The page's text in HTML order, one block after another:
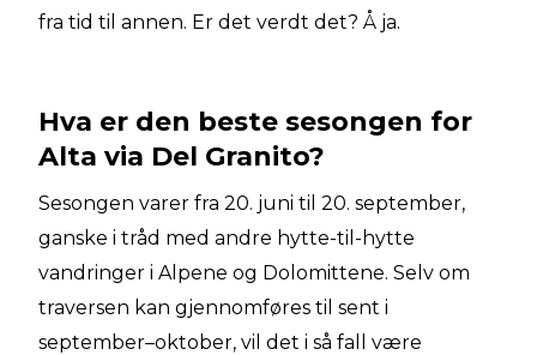
fra tid til annen. Er det verdt det? Å ja.
Hva er den beste sesongen for
Alta via Del Granito?
Sesongen varer fra 20. juni til 20. september,
ganske i tråd med andre hytte-til-hytte
vandringer i Alpene og Dolomittene. Selv om
traversen kan gjennomføres til sent i
september–oktober, vil det i så fall være